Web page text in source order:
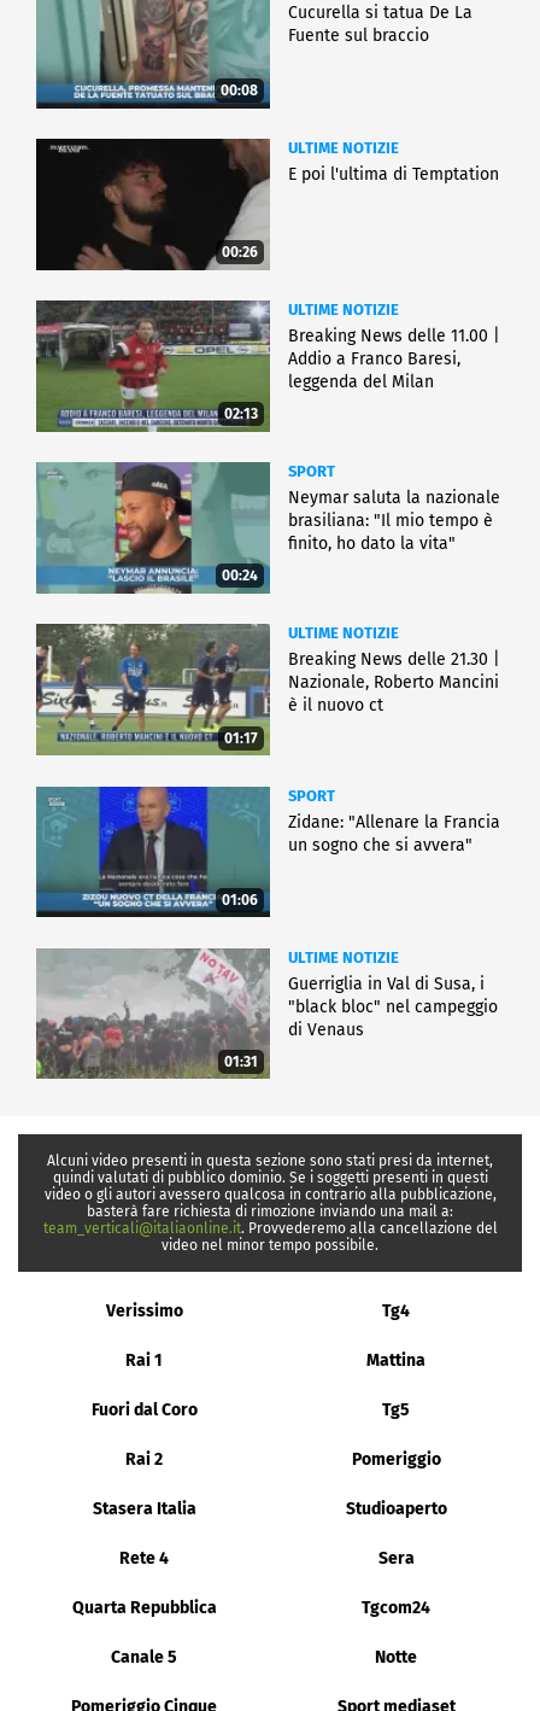
00:08
Cucurella si tatua De La
Fuente sul braccio
00:26
ULTIME NOTIZIE
E poi l'ultima di Temptation
02:13
ULTIME NOTIZIE
Breaking News delle 11.00 |
Addio a Franco Baresi,
leggenda del Milan
00:24
SPORT
Neymar saluta la nazionale
brasiliana: "Il mio tempo è
finito, ho dato la vita"
01:17
ULTIME NOTIZIE
Breaking News delle 21.30 |
Nazionale, Roberto Mancini
è il nuovo ct
01:06
SPORT
Zidane: "Allenare la Francia
un sogno che si avvera"
01:31
ULTIME NOTIZIE
Guerriglia in Val di Susa, i
"black bloc" nel campeggio
di Venaus
Alcuni video presenti in questa sezione sono stati presi da internet,
quindi valutati di pubblico dominio. Se i soggetti presenti in questi
video o gli autori avessero qualcosa in contrario alla pubblicazione,
basterà fare richiesta di rimozione inviando una mail a:
team_verticali@italiaonline.it. Provvederemo alla cancellazione del
video nel minor tempo possibile.
Verissimo Tg4
Rai 1 Mattina
Fuori dal Coro Tg5
Rai 2 Pomeriggio
Stasera Italia Studioaperto
Rete 4 Sera
Quarta Repubblica Tgcom24
Canale 5 Notte
Pomeriggio Cinque Sport mediaset